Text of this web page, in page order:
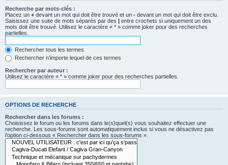
Recherche par mots-clés :
Placez un + devant un mot qui doit être trouvé et un - devant un mot qui doit être exclu.
Saisissez une suite de mots séparés par des | entre crochets si uniquement un des
mots doit être trouvé. Utilisez le caractère « * » comme joker pour des recherches
partielles.
Rechercher tous les termes
Rechercher n’importe lequel de ces termes
Rechercher par auteur :
Utilisez le caractère « * » comme joker pour des recherches partielles.
OPTIONS DE RECHERCHE
Rechercher dans les forums :
Choisissez le forum ou les forums dans le(s)quel(s) vous souhaitez effectuer une
recherche. Les sous-forums sont automatiquement inclus si vous ne désactivez pas
l’option ci-dessous « Rechercher dans les sous-forums ».